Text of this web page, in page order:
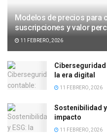
Modelos de precios para
suscripciones y valor
11 FEBRERO, 2026
la era digital
11 FEBRERO, 2026
Sostenibilidad
impacto
11 FEBRERO, 2026